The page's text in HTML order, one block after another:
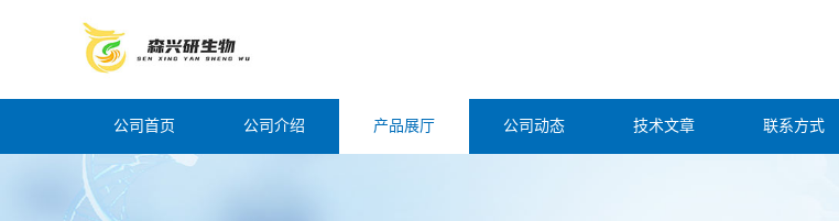
公司首页 公司介绍 产品展厅 公司动态 技术文章 联系方式